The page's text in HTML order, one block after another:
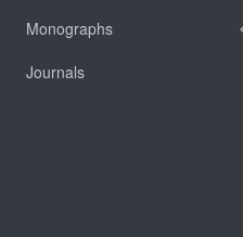
Monographs
Journals